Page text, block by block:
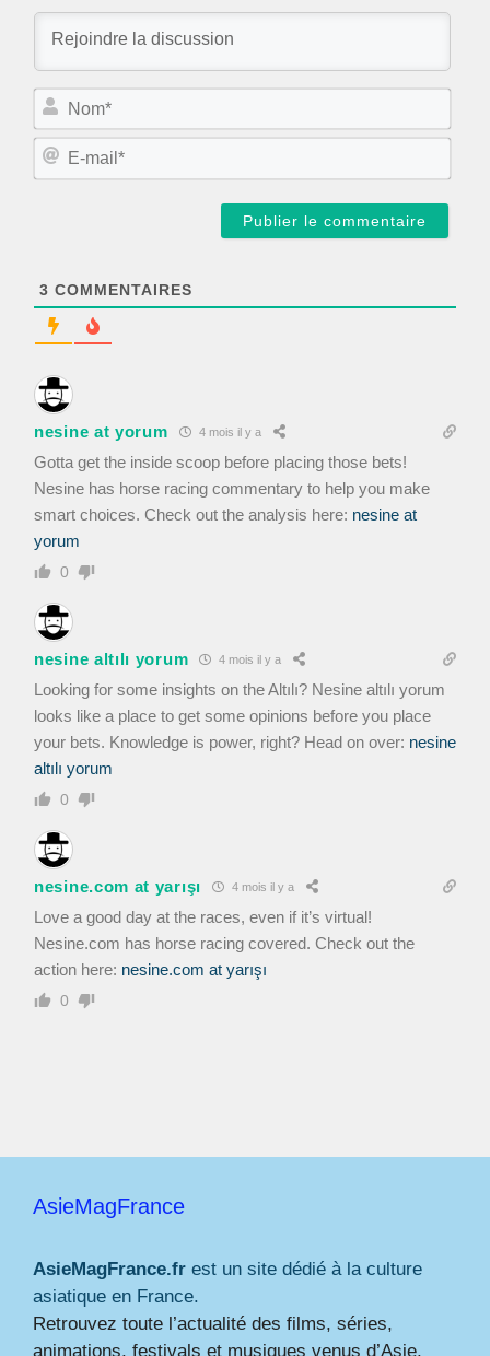
N
m
3 COMMENTAIRES
nesine at yorum 4 mois il y a
Gotta get the inside scoop before placing those bets!
Nesine has horse racing commentary to help you make
smart choices. Check out the analysis here: nesine at
yorum
0
nesine altılı yorum 4 mois il y a
Looking for some insights on the Altılı? Nesine altılı yorum
looks like a place to get some opinions before you place
your bets. Knowledge is power, right? Head on over: nesine
altılı yorum
0
nesine.com at yarışı 4 mois il y a
Love a good day at the races, even if it’s virtual!
Nesine.com has horse racing covered. Check out the
action here: nesine.com at yarışı
0
AsieMagFrance
AsieMagFrance.fr est un site dédié à la culture
asiatique en France.
Retrouvez toute l’actualité des films, séries,
animations, festivals et musiques venus d’Asie,